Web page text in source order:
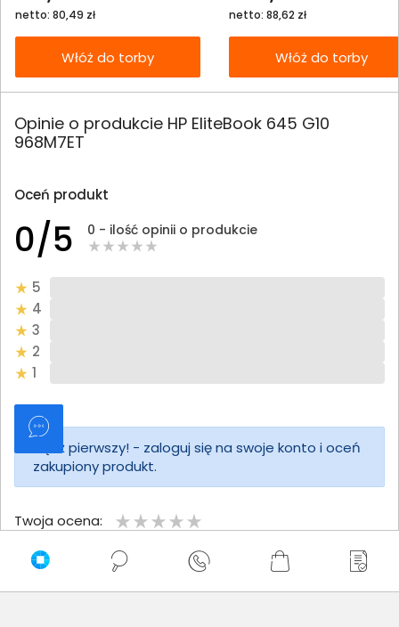
netto: 80,49 zł
Włóż do torby
netto: 88,62 zł
Włóż do torby
Opinie o produkcie HP EliteBook 645 G10
968M7ET
Oceń produkt
0/5 0 - ilość opinii o produkcie
5
4
3
2
1
Bądź pierwszy! - zaloguj się na swoje konto i oceń
zakupiony produkt.
Twoja ocena:
Twoje imię